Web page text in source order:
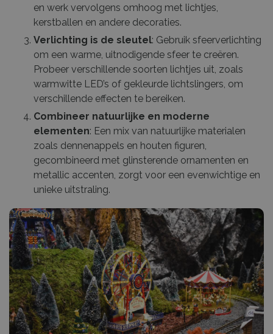
en werk vervolgens omhoog met lichtjes,
kerstballen en andere decoraties.
Verlichting is de sleutel: Gebruik sfeerverlichting
om een warme, uitnodigende sfeer te creëren.
Probeer verschillende soorten lichtjes uit, zoals
warmwitte LED’s of gekleurde lichtslingers, om
verschillende effecten te bereiken.
Combineer natuurlijke en moderne
elementen: Een mix van natuurlijke materialen
zoals dennenappels en houten figuren,
gecombineerd met glinsterende ornamenten en
metallic accenten, zorgt voor een evenwichtige en
unieke uitstraling.